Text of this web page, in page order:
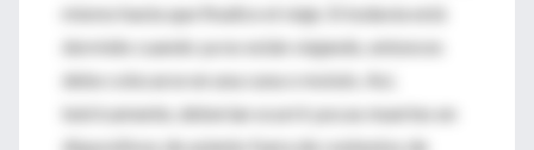
mismo hasta que finalice el viaje. Si todavía está
dormido cuando ya no están viajando, entonces
debe colocarse en una cuna o moisés. Así,
teóricamente, deberían ocurrir pocas muertes en